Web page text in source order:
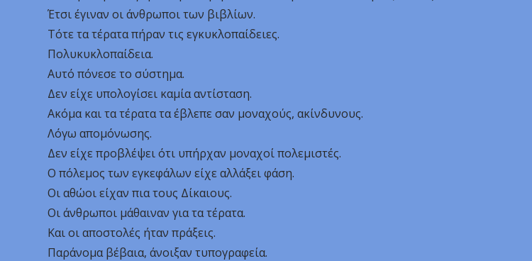
Έτσι έγιναν οι άνθρωποι των βιβλίων.
Τότε τα τέρατα πήραν τις εγκυκλοπαίδειες.
Πολυκυκλοπαίδεια.
Αυτό πόνεσε το σύστημα.
Δεν είχε υπολογίσει καμία αντίσταση.
Ακόμα και τα τέρατα τα έβλεπε σαν μοναχούς, ακίνδυνους.
Λόγω απομόνωσης.
Δεν είχε προβλέψει ότι υπήρχαν μοναχοί πολεμιστές.
Ο πόλεμος των εγκεφάλων είχε αλλάξει φάση.
Οι αθώοι είχαν πια τους Δίκαιους.
Οι άνθρωποι μάθαιναν για τα τέρατα.
Και οι αποστολές ήταν πράξεις.
Παράνομα βέβαια, άνοιξαν τυπογραφεία.